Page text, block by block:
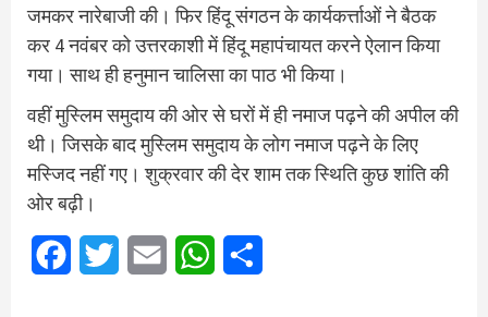
जमकर नारेबाजी की। फिर हिंदू संगठन के कार्यकर्त्ताओं ने बैठक
कर 4 नवंबर को उत्तरकाशी में हिंदू महापंचायत करने ऐलान किया
गया। साथ ही हनुमान चालिसा का पाठ भी किया।
वहीं मुस्लिम समुदाय की ओर से घरों में ही नमाज पढ़ने की अपील की
थी। जिसके बाद मुस्लिम समुदाय के लोग नमाज पढ़ने के लिए
मस्जिद नहीं गए। शुक्रवार की देर शाम तक स्थिति कुछ शांति की
ओर बढ़ी।
FacebookTwitter Email WhatsApp